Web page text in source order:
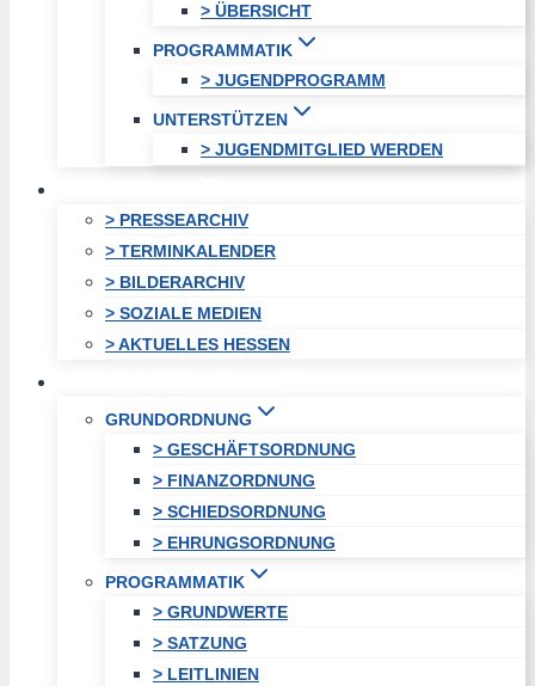
> ÜBERSICHT
PROGRAMMATIK
> JUGENDPROGRAMM
UNTERSTÜTZEN
> JUGENDMITGLIED WERDEN
> PRESSEARCHIV
> TERMINKALENDER
> BILDERARCHIV
> SOZIALE MEDIEN
> AKTUELLES HESSEN
GRUNDORDNUNG
> GESCHÄFTSORDNUNG
> FINANZORDNUNG
> SCHIEDSORDNUNG
> EHRUNGSORDNUNG
PROGRAMMATIK
> GRUNDWERTE
> SATZUNG
> LEITLINIEN